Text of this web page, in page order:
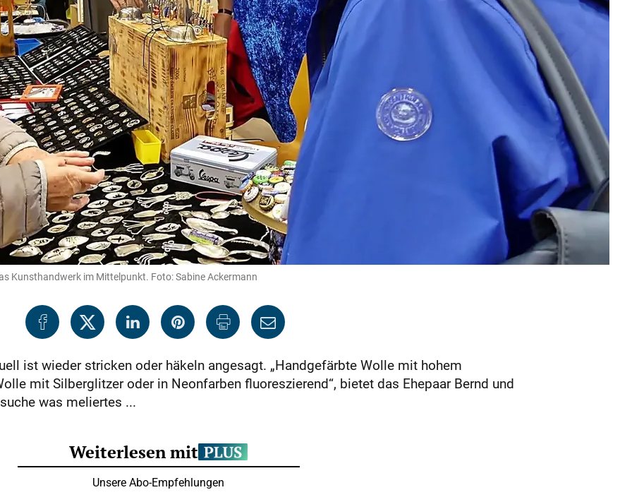
Kunsthandwerk im Mittelpunkt. Foto: Sabine Ackermann
ist wieder stricken oder häkeln angesagt. „Handgefärbte Wolle mit hohem
mit Silberglitzer oder in Neonfarben fluoreszierend“, bietet das Ehepaar Bernd und
was meliertes ...